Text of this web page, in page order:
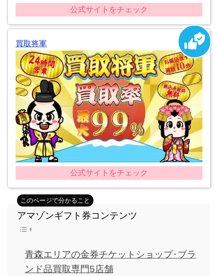
公式サイトをチェック
買取将軍
公式サイトをチェック
アマゾンギフト券コンテンツ
青森エリアの金券チケットショップ･ブラ
ンド品買取専門5店舗